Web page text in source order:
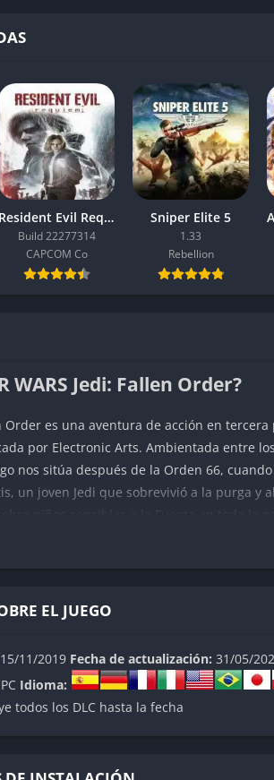
Resident Evil Requiem
Build 22277314
CAPCOM Co
Sniper Elite 5
1.33
Rebellion
WARS Jedi: Fallen Order?
Order es una aventura de acción en
por Electronic Arts. Ambientada entre
nos sitúa después de la Orden 66,
un joven Jedi que sobrevivió a la purga
niños sensibles a la Fuerza en toda la
a través de diversos planetas temáticos,
Wars completa sin extenderse
de STAR WARS Jedi:
está inspirado en juegos como Dark
EL JUEGO
15/11/2019 Fecha de actualización: 31/05/
PC Idioma:
todos los DLC hasta la fecha